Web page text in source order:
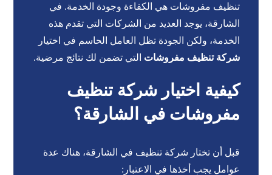
تنظيف مفروشات هي الكفاءة وجودة الخدمة. في
الشارقة، يوجد العديد من الشركات التي تقدم هذه
الخدمة، ولكن الجودة تظل العامل الحاسم في اختيار
شركة تنظيف مفروشات التي تضمن لك نتائج مرضية.
كيفية اختيار شركة تنظيف
مفروشات في الشارقة؟
قبل أن تختار شركة تنظيف في الشارقة، هناك عدة
عوامل يجب أخذها في الاعتبار: